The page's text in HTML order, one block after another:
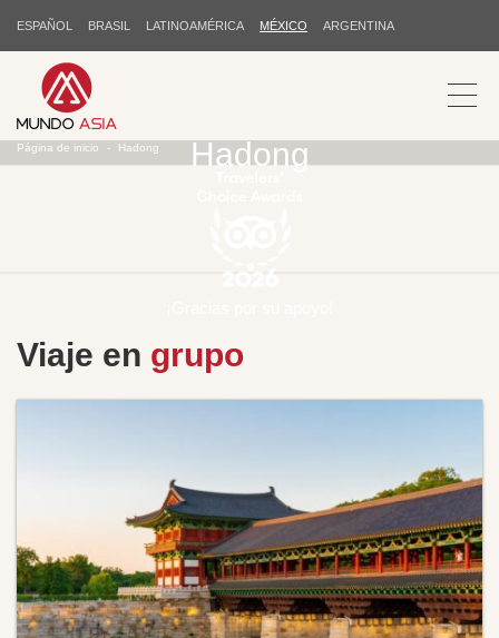
ESPAÑOL BRASIL LATINOAMÉRICA MÉXICO ARGENTINA
Hadong
Página de inicio Hadong
Viaje en grupo